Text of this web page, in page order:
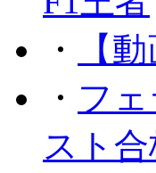
・
【
・ フ
スト